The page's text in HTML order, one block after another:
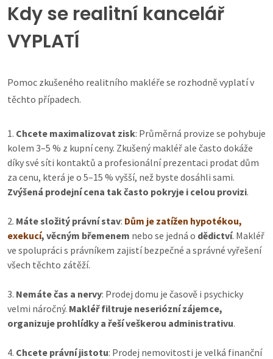
Kdy se realitní kancelář
VYPLATÍ
Pomoc zkušeného realitního makléře se rozhodně vyplatí v
těchto případech.
Chcete maximalizovat zisk: Průměrná provize se pohybuje
kolem 3–5 % z kupní ceny. Zkušený makléř ale často dokáže
díky své síti kontaktů a profesionální prezentaci prodat dům
za cenu, která je o 5–15 % vyšší, než byste dosáhli sami.
Zvýšená prodejní cena tak často pokryje i celou provizi.
Máte složitý právní stav: Dům je zatížen hypotékou,
exekucí, věcným břemenem nebo se jedná o dědictví. Makléř
ve spolupráci s právníkem zajistí bezpečné a správné vyřešení
všech těchto zátěží.
Nemáte čas a nervy: Prodej domu je časově i psychicky
velmi náročný. Makléř filtruje neseriózní zájemce,
organizuje prohlídky a řeší veškerou administrativu.
Chcete právní jistotu: Prodej nemovitosti je velká finanční